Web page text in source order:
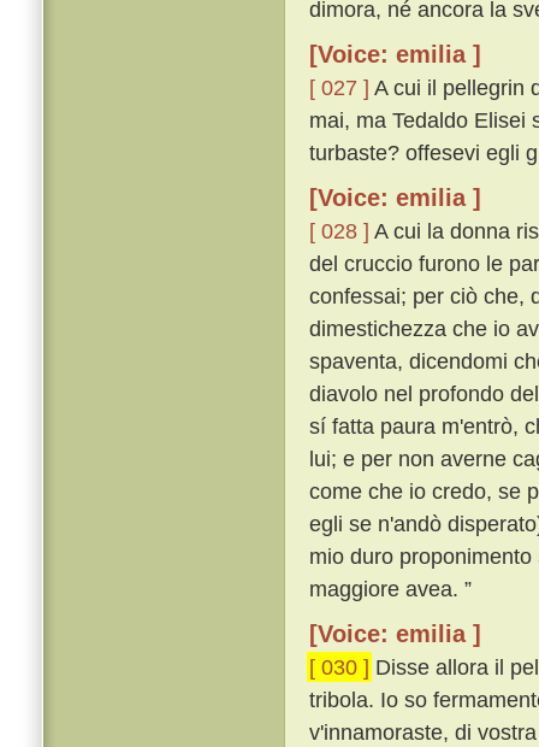
dimora, né ancora la
[Voice: emilia ]
[ 027 ] A cui il pellegrin
mai, ma Tedaldo Elisei
turbaste? offesevi egli
[Voice: emilia ]
[ 028 ] A cui la donna
del cruccio furono le
confessai; per ciò che,
dimestichezza che io
spaventa, dicendomi
diavolo nel profondo
sí fatta paura m'entrò,
lui; e per non averne
come che io credo, se
egli se n'andò
mio duro
maggiore avea. ”
[Voice: emilia ]
[ 030 ] Disse allora il
tribola. Io so
v'innamoraste, di